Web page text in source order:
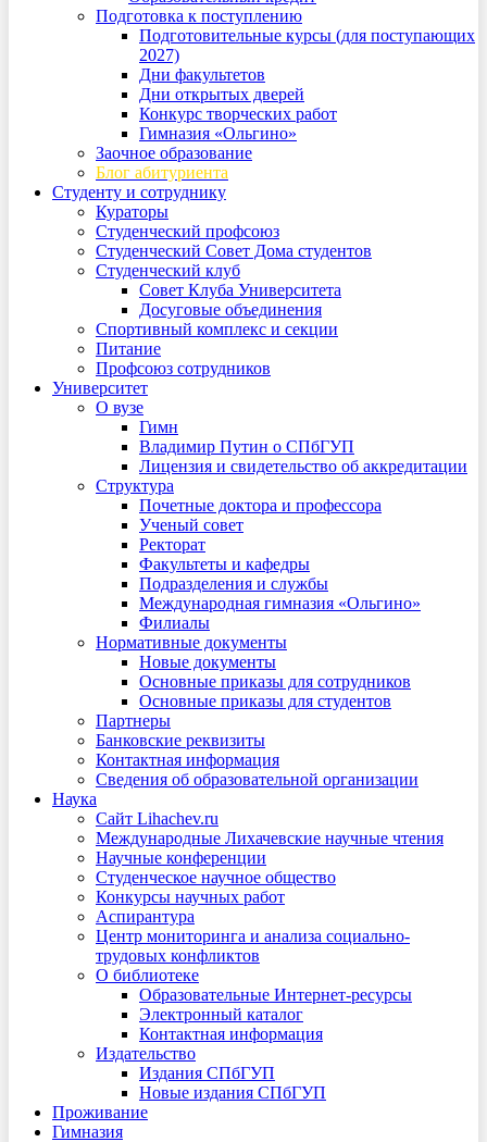
Подготовка к поступлению
Подготовительные курсы (для поступающих
2027)
Дни факультетов
Дни открытых дверей
Конкурс творческих работ
Гимназия «Ольгино»
Заочное образование
Блог абитуриента
Студенту и сотруднику
Кураторы
Студенческий профсоюз
Студенческий Совет Дома студентов
Студенческий клуб
Совет Клуба Университета
Досуговые объединения
Спортивный комплекс и секции
Питание
Профсоюз сотрудников
Университет
О вузе
Гимн
Владимир Путин о СПбГУП
Лицензия и свидетельство об аккредитации
Структура
Почетные доктора и профессора
Ученый совет
Ректорат
Факультеты и кафедры
Подразделения и службы
Международная гимназия «Ольгино»
Филиалы
Нормативные документы
Новые документы
Основные приказы для сотрудников
Основные приказы для студентов
Партнеры
Банковские реквизиты
Контактная информация
Сведения об образовательной организации
Наука
Сайт Lihachev.ru
Международные Лихачевские научные чтения
Научные конференции
Студенческое научное общество
Конкурсы научных работ
Аспирантура
Центр мониторинга и анализа социально-
трудовых конфликтов
О библиотеке
Образовательные Интернет-ресурсы
Электронный каталог
Контактная информация
Издательство
Издания СПбГУП
Новые издания СПбГУП
Проживание
Гимназия